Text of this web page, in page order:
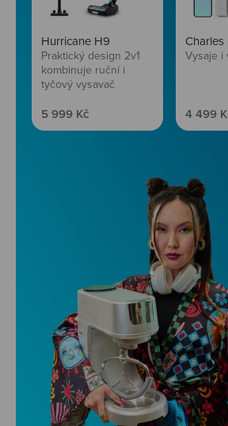
Hurricane H9
Praktický design 2v1
kombinuje ruční i
tyčový vysavač
Prodejní cena
5 999 Kč
Charles
Vysaje i
Prodejní
4 499
Niceboy ONE Ultra
Hlídá ti zdraví, spánek i pohyb a
tomu platí.